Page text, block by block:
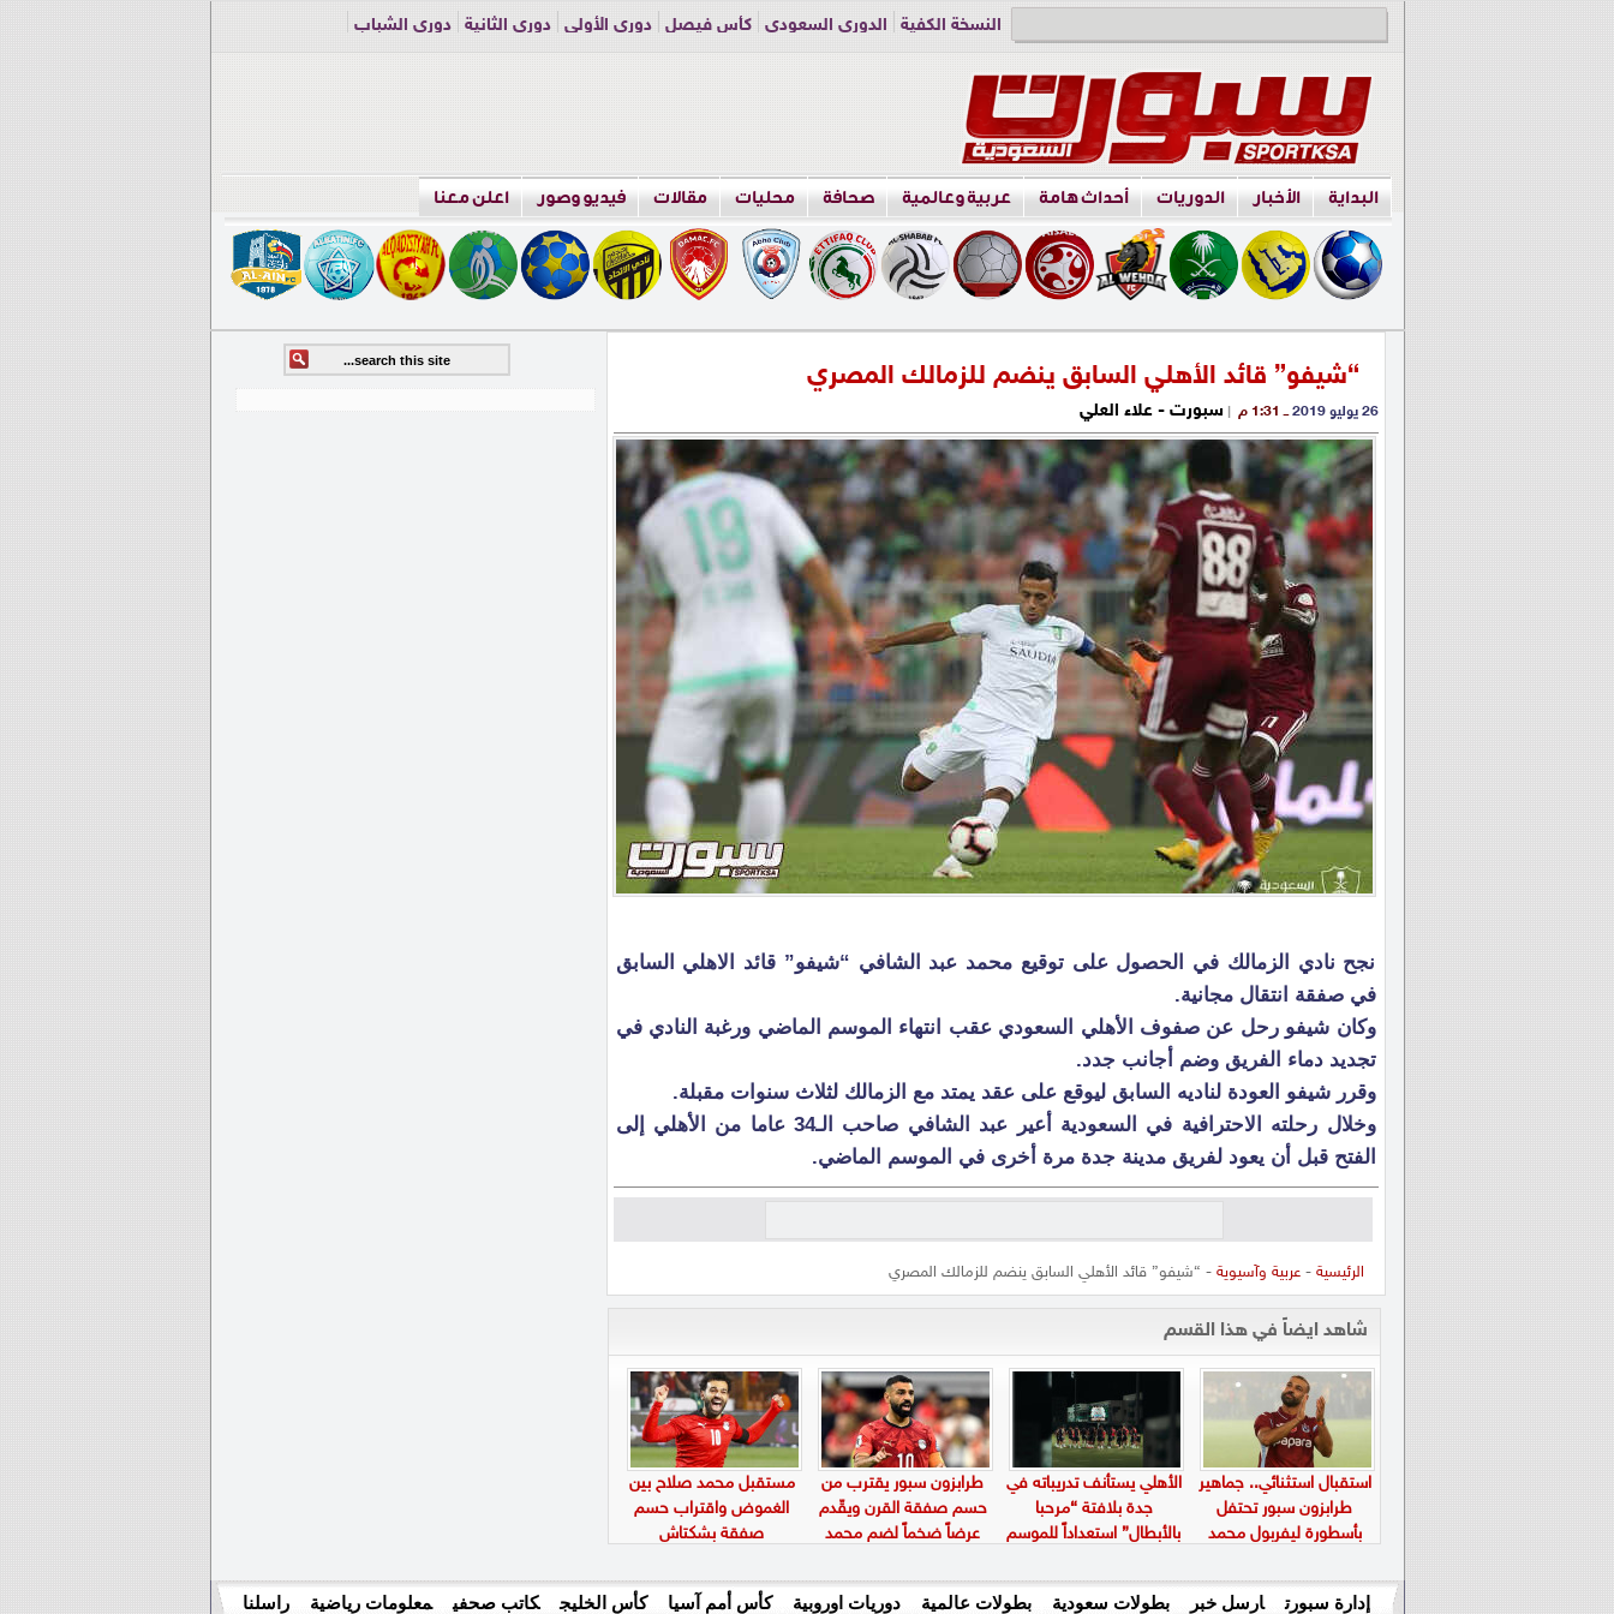
النسخة الكفية الدوري السعودي كأس فيصل دوري الأولى دوري الثانية
دوري الشباب
البداية الأخبار الدوريات أحداث هامة عربية وعالمية صحافة محليات مقالات فيديو وصور اعلن معنا
“شيفو” قائد الأهلي السابق ينضم للزمالك المصري
26 يوليو 2019 ــ 1:31 م | سبورت - علاء العلي
نجح نادي الزمالك في الحصول على توقيع محمد عبد الشافي “شيفو” قائد الاهلي السابق
في صفقة انتقال مجانية.
وكان شيفو رحل عن صفوف الأهلي السعودي عقب انتهاء الموسم الماضي ورغبة النادي في
تجديد دماء الفريق وضم أجانب جدد.
وقرر شيفو العودة لناديه السابق ليوقع على عقد يمتد مع الزمالك لثلاث سنوات مقبلة.
وخلال رحلته الاحترافية في السعودية أعير عبد الشافي صاحب الـ34 عاما من الأهلي إلى
الفتح قبل أن يعود لفريق مدينة جدة مرة أخرى في الموسم الماضي.
الرئيسية -عربية وآسيوية - “شيفو” قائد الأهلي السابق ينضم للزمالك المصري
شاهد ايضاً في هذا القسم
استقبال استثنائي.. جماهير
طرابزون سبور تحتفل
بأسطورة ليفربول محمد
الأهلي يستأنف تدريباته في
جدة بلافتة “مرحبا
بالأبطال” استعداداً للموسم
طرابزون سبور يقترب من
حسم صفقة القرن ويقّدم
عرضاً ضخماً لضم محمد
مستقبل محمد صلاح بين
الغموض واقتراب حسم
صفقة بشكتاش
إدارة سبورت ارسل خبر بطولات سعودية بطولات عالمية دوريات اوروبية كأس أمم آسيا كأس الخليج كاتب صحفي معلومات رياضية راسلنا